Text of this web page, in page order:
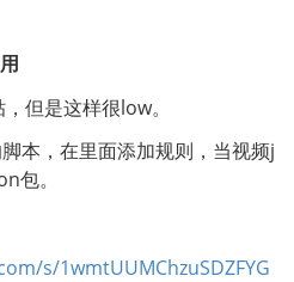
但是这样很low。
本，在里面添加规则，当视频j
包。
s/1wmtUUMChzuSDZFYG